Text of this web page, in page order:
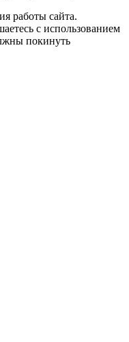
работы сайта.
с использованием
покинуть